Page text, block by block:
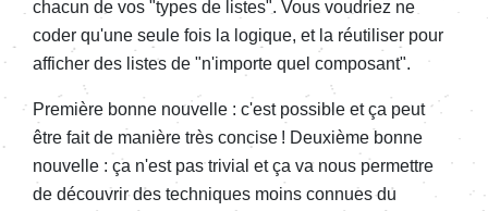
chacun de vos "types de listes". Vous voudriez ne
coder qu'une seule fois la logique, et la réutiliser pour
afficher des listes de "n'importe quel composant".
Première bonne nouvelle : c'est possible et ça peut
être fait de manière très concise ! Deuxième bonne
nouvelle : ça n'est pas trivial et ça va nous permettre
de découvrir des techniques moins connues du